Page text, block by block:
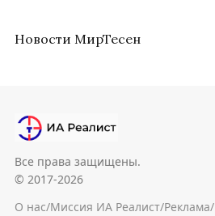
Новости МирТесен
Все права защищены.
© 2017-2026
О нас/Миссия ИА Реалист/Реклама/